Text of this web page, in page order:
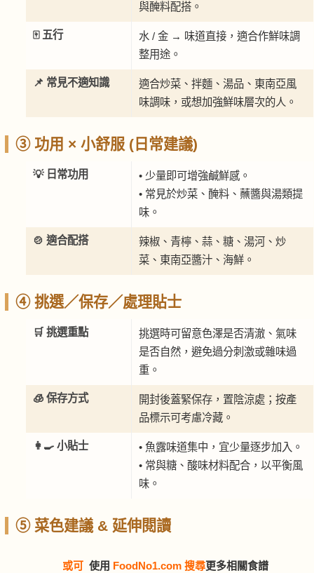
與醃料配搭。
🀄 五行
水 / 金 → 味道直接，適合作鮮味調
整用途。
📌 常見不適知識
適合炒菜、拌麵、湯品、東南亞風
味調味，或想加強鮮味層次的人。
③ 功用 × 小舒服 (日常建議)
💡 日常功用
• 少量即可增強鹹鮮感。
• 常見於炒菜、醃料、蘸醬與湯類提
味。
🍲 適合配搭
辣椒、青檸、蒜、糖、湯河、炒
菜、東南亞醬汁、海鮮。
④ 挑選／保存／處理貼士
🛒 挑選重點
挑選時可留意色澤是否清澈、氣味
是否自然，避免過分刺激或雜味過
重。
🧊 保存方式
開封後蓋緊保存，置陰涼處；按產
品標示可考慮冷藏。
👩‍🍳 小貼士
• 魚露味道集中，宜少量逐步加入。
• 常與糖、酸味材料配合，以平衡風
味。
⑤ 菜色建議 & 延伸閱讀
或可 使用 FoodNo1.com 搜尋更多相關食譜